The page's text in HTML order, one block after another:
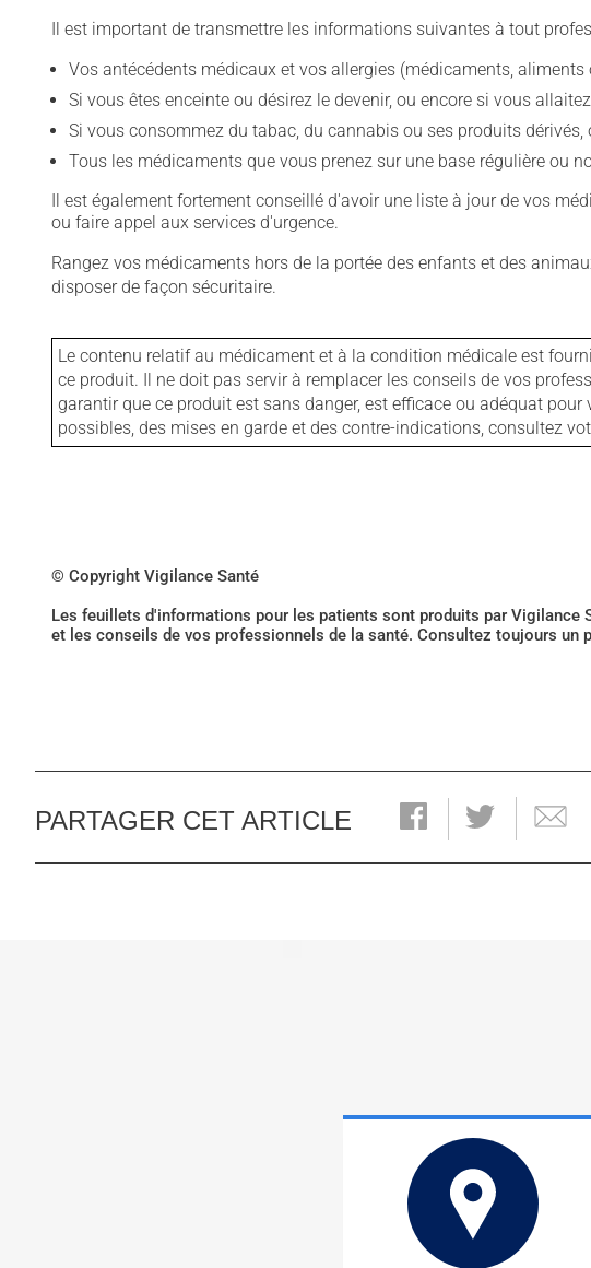
Il est important de transmettre les informations suivantes à tout
Vos antécédents médicaux et vos allergies (médicaments, aliments
Si vous êtes enceinte ou désirez le devenir, ou encore si vous
Si vous consommez du tabac, du cannabis ou ses produits
Tous les médicaments que vous prenez sur une base régulière ou
Il est également fortement conseillé d'avoir une liste à jour de vos
ou faire appel aux services d'urgence.
Rangez vos médicaments hors de la portée des enfants et des
disposer de façon sécuritaire.
Le contenu relatif au médicament et à la condition médicale est
ce produit. Il ne doit pas servir à remplacer les conseils de vos
garantir que ce produit est sans danger, est efficace ou adéquat
possibles, des mises en garde et des contre-indications, consultez
© Copyright Vigilance Santé
Les feuillets d'informations pour les patients sont produits par Vigilance
et les conseils de vos professionnels de la santé. Consultez toujours
PARTAGER CET ARTICLE